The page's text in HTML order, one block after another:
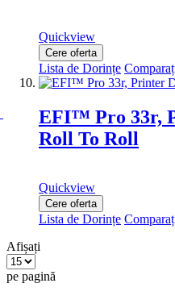
Quickview
Cere oferta
Lista de Dorințe
EFI™ Pro 33r,
Roll To Roll
Quickview
Cere oferta
Lista de Dorințe
Afișați
pe pagină